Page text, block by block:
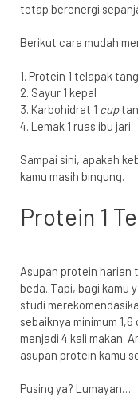
tetap berenergi
Berikut cara mudah
1. Protein 1 telapak
2. Sayur 1 kepal
3. Karbohidrat 1 cup
4. Lemak 1 ruas ibu jari.
Sampai sini, apakah
kamu masih bingung.
Protein 1
Asupan protein
beda. Tapi, bagi kamu
studi
sebaiknya minimum 1,6
menjadi 4 kali makan.
asupan protein kamu
Pusing ya? Lumayan…